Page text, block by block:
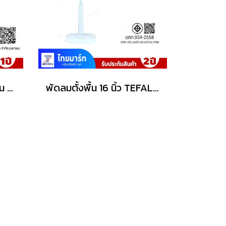
MITSUBISHI พัดลมตั้งพื้น 16 นิ้ว รุ่น LV16S-RW พัดลมตั้งพื้น 16 นิ้ว TEFAL รุ่น VF3265T0